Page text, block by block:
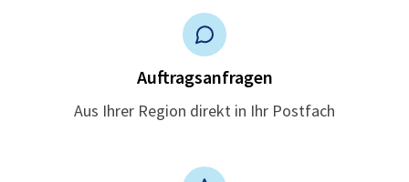
Auftragsanfragen
Aus Ihrer Region direkt in Ihr Postfach